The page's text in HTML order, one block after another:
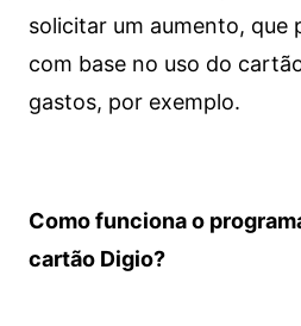
solicitar um aumento, que
com base no uso do
gastos, por exemplo.
Como funciona o
cartão Digio?